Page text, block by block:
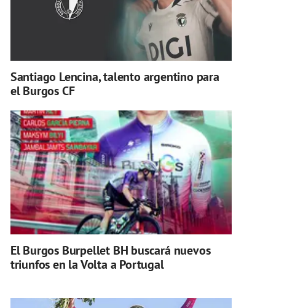
Santiago Lencina, talento argentino para
el Burgos CF
El Burgos Burpellet BH buscará nuevos
triunfos en la Volta a Portugal